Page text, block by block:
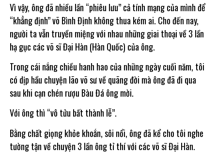
Vì vậy, ông đã nhiều lần “phiêu lưu” cả tính mạng của mình để
“khẳng định” võ Bình Định không thua kém ai. Cho đến nay,
người ta vẫn truyền miệng với nhau những giai thoại về 3 lần
hạ gục các võ sĩ Đại Hàn (Hàn Quốc) của ông.
Trong cái nắng chiều hanh hao của những ngày cuối năm, tôi
có dịp hầu chuyện lão võ sư về quãng đời mà ông đã đi qua
sau khi cạn chén rượu Bàu Đá ông mời.
Với ông thì “vô tửu bất thành lễ”.
Bằng chất giọng khỏe khoắn, sôi nổi, ông đã kể cho tôi nghe
tường tận về chuyện 3 lần ông tỉ thí với các võ sĩ Đại Hàn.